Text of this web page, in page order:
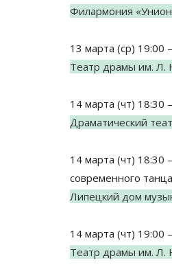
Филармония
13 марта (ср) 19:00
Театр драмы им. Л.
14 марта (чт) 18:30
Драматический
14 марта (чт) 18:30
современного
Липецкий дом
14 марта (чт) 19:00
Театр драмы им. Л.